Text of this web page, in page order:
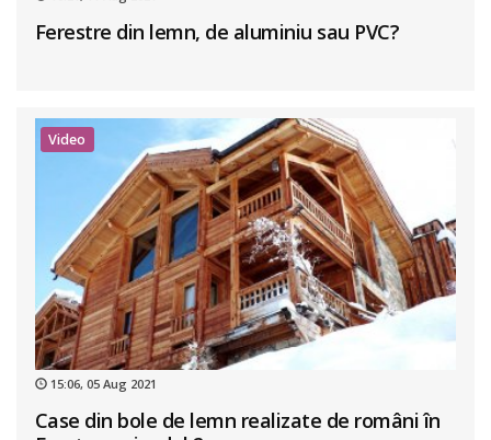
Ferestre din lemn, de aluminiu sau PVC?
Video
15:06, 05 Aug 2021
Case din bole de lemn realizate de români în